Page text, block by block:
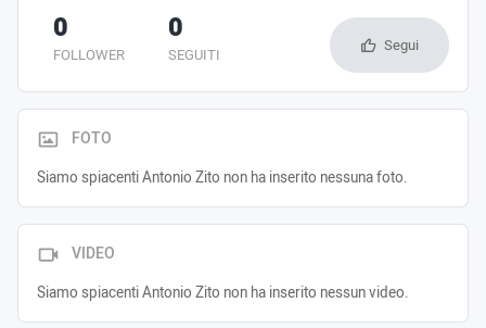
FOLLOWER
0
SEGUITI
0 Segui
FOTO
Siamo spiacenti Antonio Zito non ha inserito nessuna foto.
VIDEO
Siamo spiacenti Antonio Zito non ha inserito nessun video.